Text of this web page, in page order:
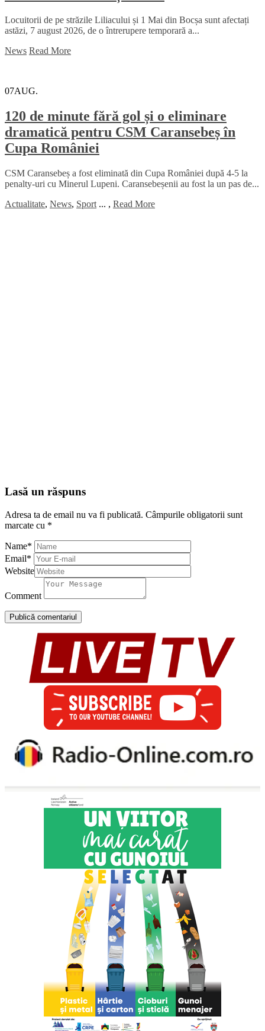
Locuitorii de pe străzile Liliacului și 1 Mai din Bocșa sunt afectați
astăzi, 7 august 2026, de o întrerupere temporară a...
News Read More
07AUG.
120 de minute fără gol și o eliminare
dramatică pentru CSM Caransebeș în
Cupa României
CSM Caransebeș a fost eliminată din Cupa României după 4-5 la
penalty-uri cu Minerul Lupeni. Caransebeșenii au fost la un pas de...
Actualitate, News, Sport ... , Read More
Lasă un răspuns
Adresa ta de email nu va fi publicată. Câmpurile obligatorii sunt
marcate cu *
Name*
Email*
Website
Comment